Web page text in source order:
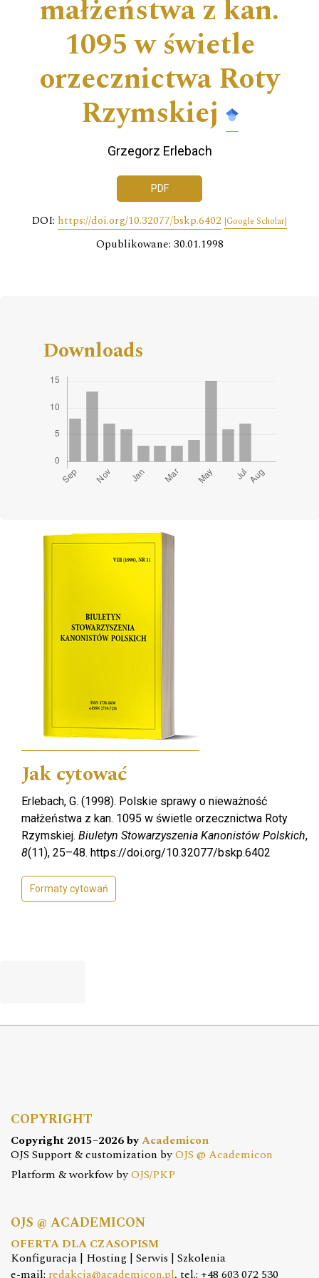
małżeństwa z kan.
1095 w świetle
orzecznictwa Roty
Rzymskiej
Grzegorz Erlebach
PDF
DOI: https://doi.org/10.32077/bskp.6402 [Google Scholar]
Opublikowane: 30.01.1998
Downloads
Cover image
Jak cytować
Erlebach, G. (1998). Polskie sprawy o nieważność
małżeństwa z kan. 1095 w świetle orzecznictwa Roty
Rzymskiej. Biuletyn Stowarzyszenia Kanonistów Polskich,
8(11), 25–48. https://doi.org/10.32077/bskp.6402
Formaty cytowań
COPYRIGHT
Copyright 2015–2026 byAcademicon
OJS Support & customization byOJS @ Academicon
Platform & workfow byOJS/PKP
OJS @ ACADEMICON
OFERTA DLA CZASOPISM
Konfiguracja | Hosting | Serwis | Szkolenia
e-mail: redakcja@academicon.pl, tel.: +48 603 072 530